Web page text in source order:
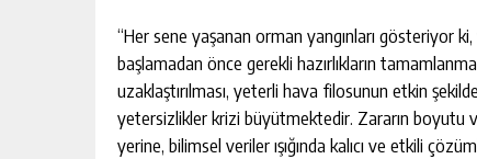
“Her sene yaşanan orman yangınları gösteriyor
başlamadan önce gerekli hazırlıkların
uzaklaştırılması, yeterli hava filosunun etkin
yetersizlikler krizi büyütmektedir. Zararın boyutu
yerine, bilimsel veriler ışığında kalıcı ve etkili